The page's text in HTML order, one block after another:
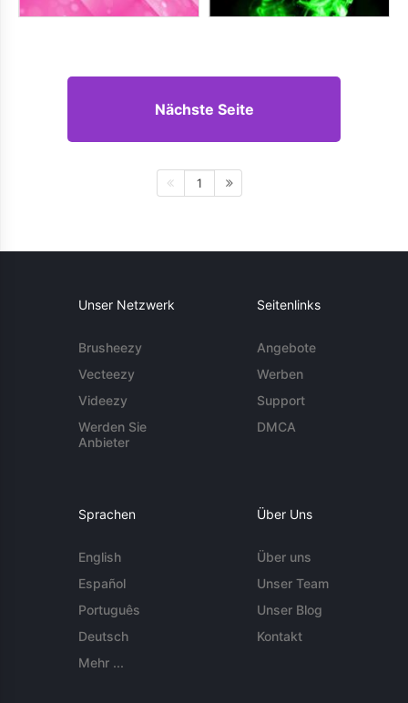
Nächste Seite
1
Unser Netzwerk
Brusheezy
Vecteezy
Videezy
Werden Sie
Anbieter
Seitenlinks
Angebote
Werben
Support
DMCA
Sprachen
English
Español
Português
Deutsch
Mehr ...
Über Uns
Über uns
Unser Team
Unser Blog
Kontakt